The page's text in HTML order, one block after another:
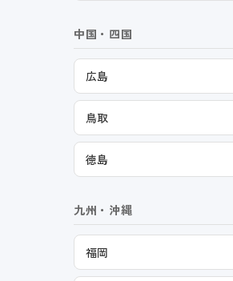
中国・四国
広島
鳥取
徳島
九州・沖縄
福岡